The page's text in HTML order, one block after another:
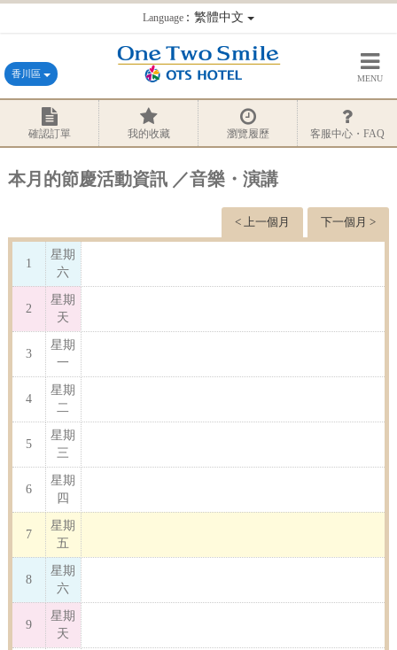
Language：繁體中文
香川區 MENU
確認訂單 我的收藏 瀏覽履歷 客服中心・FAQ
本月的節慶活動資訊 ／音樂・演講
下一個月 >
< 上一個月
1
星期
六
2
星期
天
3
星期
一
4
星期
二
5
星期
三
6
星期
四
7
星期
五
8
星期
六
9
星期
天